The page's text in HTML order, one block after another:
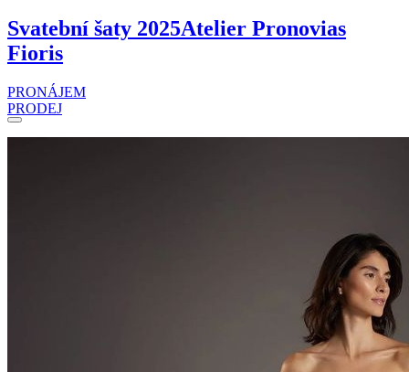
Svatební šaty 2025Atelier Pronovias
Fioris
PRONÁJEM
PRODEJ